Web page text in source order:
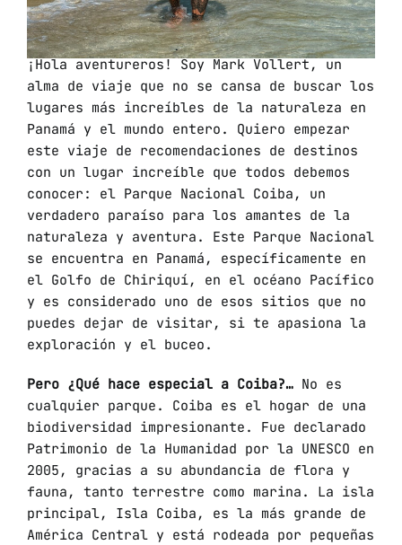
¡Hola aventureros! Soy Mark Vollert, un
alma de viaje que no se cansa de buscar los
lugares más increíbles de la naturaleza en
Panamá y el mundo entero. Quiero empezar
este viaje de recomendaciones de destinos
con un lugar increíble que todos debemos
conocer: el Parque Nacional Coiba, un
verdadero paraíso para los amantes de la
naturaleza y aventura. Este Parque Nacional
se encuentra en Panamá, específicamente en
el Golfo de Chiriquí, en el océano Pacífico
y es considerado uno de esos sitios que no
puedes dejar de visitar, si te apasiona la
exploración y el buceo.
Pero ¿Qué hace especial a Coiba?… No es
cualquier parque. Coiba es el hogar de una
biodiversidad impresionante. Fue declarado
Patrimonio de la Humanidad por la UNESCO en
2005, gracias a su abundancia de flora y
fauna, tanto terrestre como marina. La isla
principal, Isla Coiba, es la más grande de
América Central y está rodeada por pequeñas